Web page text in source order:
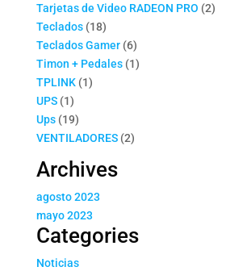
producto
Tarjetas de Video RADEON PRO 22
Teclados 1818
productos
Teclados Gamer 66
productos
Timon + Pedales 11
TPLINK 11
UPS 11
producto
Ups 1919
productos
VENTILADORES 22
Archives
agosto 2023
mayo 2023
Categories
Noticias